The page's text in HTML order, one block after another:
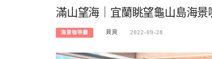
滿山望海｜宜蘭眺望龜山島海
海景咖啡廳 貝貝 2022-09-28